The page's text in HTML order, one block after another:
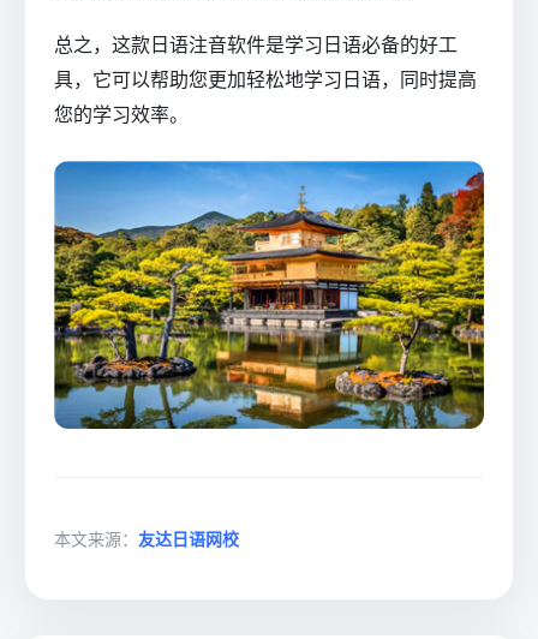
总之，这款日语注音软件是学习日语必备的好工
具，它可以帮助您更加轻松地学习日语，同时提高
您的学习效率。
本文来源： 友达日语网校